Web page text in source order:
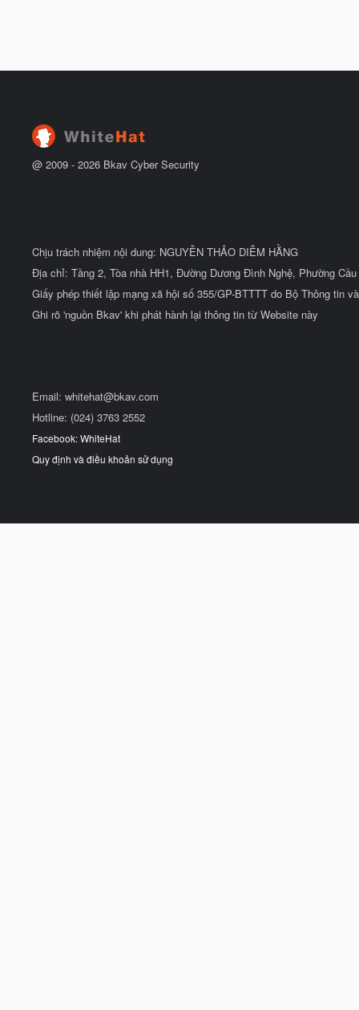
@ 2009 - 2026 Bkav Cyber Security
Chịu trách nhiệm nội dung: NGUYỄN THẢO DIỄM HẰNG
Địa chỉ: Tầng 2, Tòa nhà HH1, Đường Dương Đình Nghệ, Phường
Giấy phép thiết lập mạng xã hội số 355/GP-BTTTT do Bộ Thông tin
Ghi rõ 'nguồn Bkav' khi phát hành lại thông tin từ Website này
Email: whitehat@bkav.com
Hotline: (024) 3763 2552
Facebook: WhiteHat
Quy định và điều khoản sử dụng